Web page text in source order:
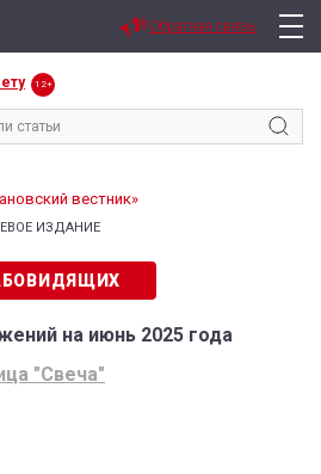
12+
ИЗДАНИЕ
Обратная связь
на июнь 2025 года
"Свеча"